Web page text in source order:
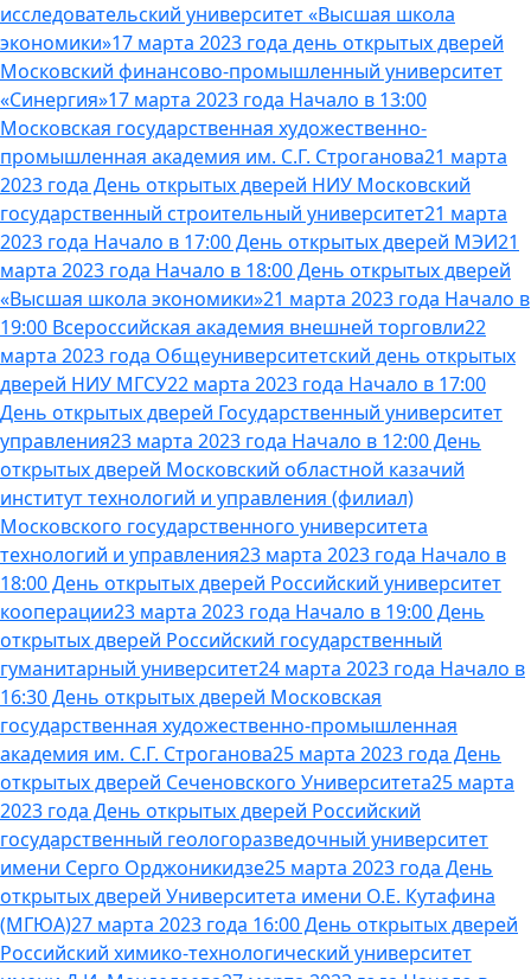
исследовательский университет «Высшая школа
экономики»17 марта 2023 года день открытых дверей
Московский финансово-промышленный университет
«Синергия»17 марта 2023 года Начало в 13:00
Московская государственная художественно-
промышленная академия им. С.Г. Строганова21 марта
2023 года День открытых дверей НИУ Московский
государственный строительный университет21 марта
2023 года Начало в 17:00 День открытых дверей МЭИ21
марта 2023 года Начало в 18:00 День открытых дверей
«Высшая школа экономики»21 марта 2023 года Начало в
19:00 Всероссийская академия внешней торговли22
марта 2023 года Общеуниверситетский день открытых
дверей НИУ МГСУ22 марта 2023 года Начало в 17:00
День открытых дверей Государственный университет
управления23 марта 2023 года Начало в 12:00 День
открытых дверей Московский областной казачий
институт технологий и управления (филиал)
Московского государственного университета
технологий и управления23 марта 2023 года Начало в
18:00 День открытых дверей Российский университет
кооперации23 марта 2023 года Начало в 19:00 День
открытых дверей Российский государственный
гуманитарный университет24 марта 2023 года Начало в
16:30 День открытых дверей Московская
государственная художественно-промышленная
академия им. С.Г. Строганова25 марта 2023 года День
открытых дверей Сеченовского Университета25 марта
2023 года День открытых дверей Российский
государственный геологоразведочный университет
имени Серго Орджоникидзе25 марта 2023 года День
открытых дверей Университета имени О.Е. Кутафина
(МГЮА)27 марта 2023 года 16:00 День открытых дверей
Российский химико-технологический университет